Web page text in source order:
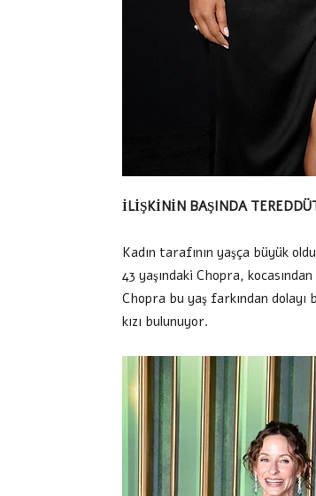
İLİŞKİNİN BAŞINDA
Kadın tarafının yaşça büyük
43 yaşındaki Chopra,
Chopra bu yaş farkından
kızı bulunuyor.